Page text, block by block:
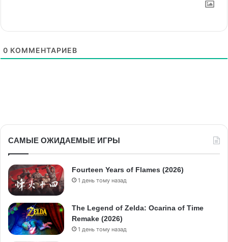
0 КОММЕНТАРИЕВ
САМЫЕ ОЖИДАЕМЫЕ ИГРЫ
Fourteen Years of Flames (2026)
1 день тому назад
The Legend of Zelda: Ocarina of Time
Remake (2026)
1 день тому назад